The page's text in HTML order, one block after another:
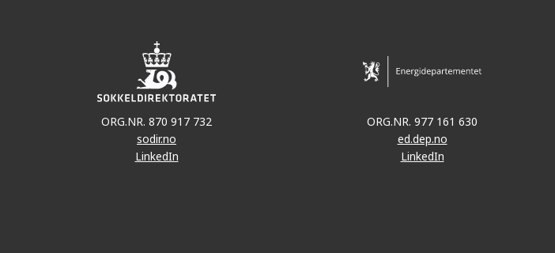
ORG.NR. 870 917 732
sodir.no
LinkedIn
ORG.NR. 977 161 630
ed.dep.no
LinkedIn